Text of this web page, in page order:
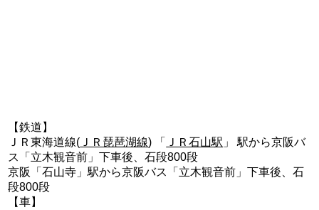
【鉄道】
ＪＲ東海道線( ＪＲ琵琶湖線) 「 ＪＲ石山駅 」 駅から京阪バ
ス「立木観音前」下車後、石段800段
京阪「石山寺」駅から京阪バス「立木観音前」下車後、石
段800段
【車】